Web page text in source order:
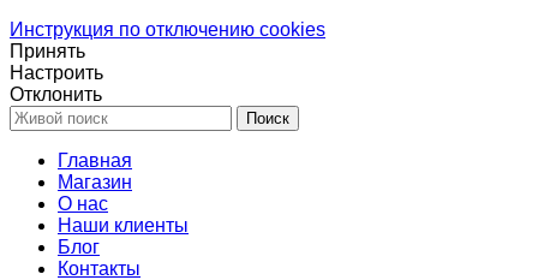
Инструкция по отключению cookies
Принять
Настроить
Отклонить
Поиск
Главная
Магазин
О нас
Наши клиенты
Блог
Контакты